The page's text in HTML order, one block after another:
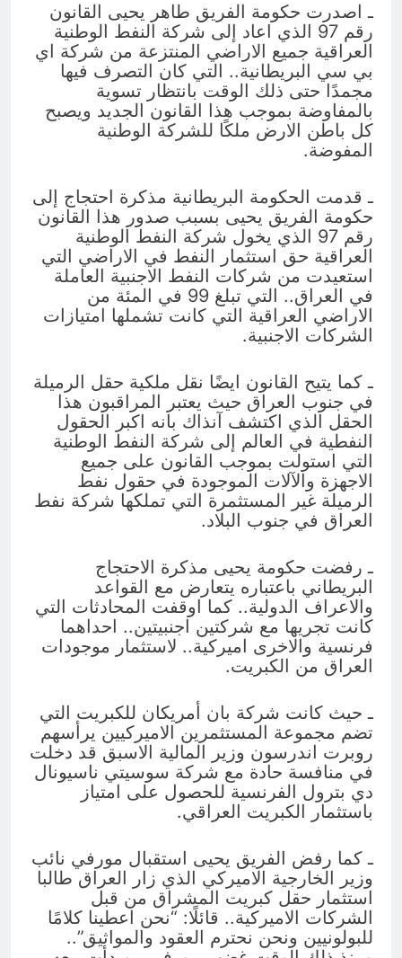
ـ اصدرت حكومة الفريق طاهر يحيى القانون
رقم 97 الذي اعاد إلى شركة النفط الوطنية
العراقية جميع الاراضي المنتزعة من شركة اي
بي سي البريطانية.. التي كان التصرف فيها
مجمدًا حتى ذلك الوقت بانتظار تسوية
بالمفاوضة بموجب هذا القانون الجديد ويصبح
كل باطن الارض ملكًا للشركة الوطنية
المفوضة.
ـ قدمت الحكومة البريطانية مذكرة احتجاج إلى
حكومة الفريق يحيى بسبب صدور هذا القانون
رقم 97 الذي يخول شركة النفط الوطنية
العراقية حق استثمار النفط في الاراضي التي
استعيدت من شركات النفط الاجنبية العاملة
في العراق.. التي تبلغ 99 في المئة من
الاراضي العراقية التي كانت تشملها امتيازات
الشركات الاجنبية.
ـ كما يتيح القانون ايضًا نقل ملكية حقل الرميلة
في جنوب العراق حيث يعتبر المراقبون هذا
الحقل الذي اكتشف آنذاك بانه اكبر الحقول
النفطية في العالم إلى شركة النفط الوطنية
التي استولت بموجب القانون على جميع
الاجهزة والآلات الموجودة في حقول نفط
الرميلة غير المستثمرة التي تملكها شركة نفط
العراق في جنوب البلاد.
ـ رفضت حكومة يحيى مذكرة الاحتجاج
البريطاني باعتباره يتعارض مع القواعد
والاعراف الدولية.. كما اوقفت المحادثات التي
كانت تجريها مع شركتين اجنبيتين.. احداهما
فرنسية والاخرى اميركية.. لاستثمار موجودات
العراق من الكبريت.
ـ حيث كانت شركة بان أمريكان للكبريت التي
تضم مجموعة المستثمرين الاميركيين يرأسهم
روبرت اندرسون وزير المالية الاسبق قد دخلت
في منافسة حادة مع شركة سوسيتي ناسيونال
دي بترول الفرنسية للحصول على امتياز
باستثمار الكبريت العراقي.
ـ كما رفض الفريق يحيى استقبال مورفي نائب
وزير الخارجية الاميركي الذي زار العراق طالبا
استثمار حقل كبريت المشراق من قبل
الشركات الاميركية.. قائلًا: “نحن اعطينا كلامًا
للبولونيين ونحن نحترم العقود والمواثيق”..